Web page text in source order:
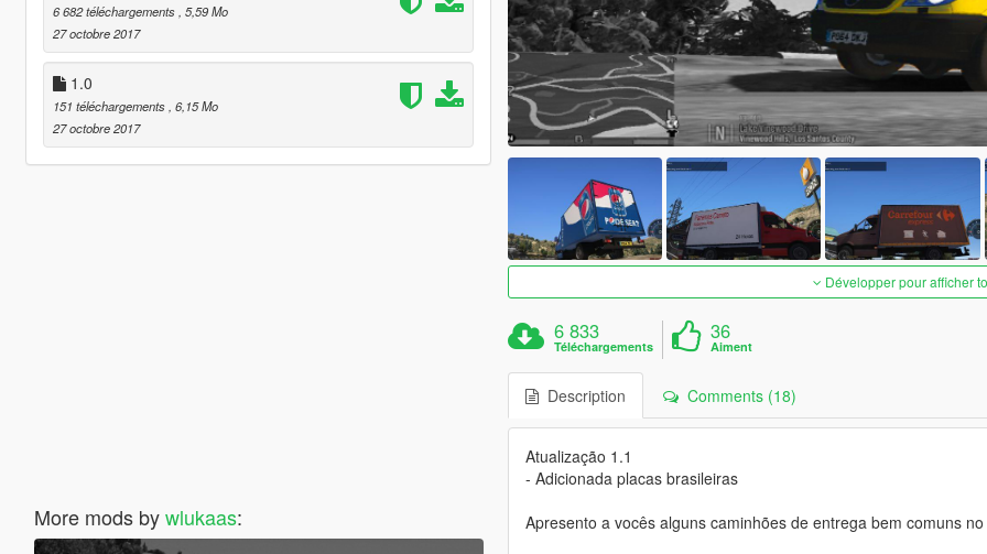
6 682 téléchargements , 5,59 Mo
27 octobre 2017
1.0
151 téléchargements , 6,15 Mo
27 octobre 2017
More mods bywlukaas:
Développer pour afficher
6 833
Téléchargements
36
Aiment
Description Comments (18)
Atualização 1.1
- Adicionada placas brasileiras
Apresento a vocês alguns caminhões de entrega bem comuns no